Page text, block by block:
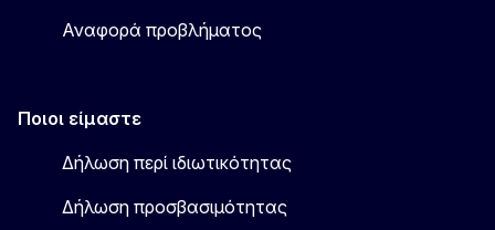
Αναφορά προβλήματος
Ποιοι είμαστε
Δήλωση περί ιδιωτικότητας
Δήλωση προσβασιμότητας